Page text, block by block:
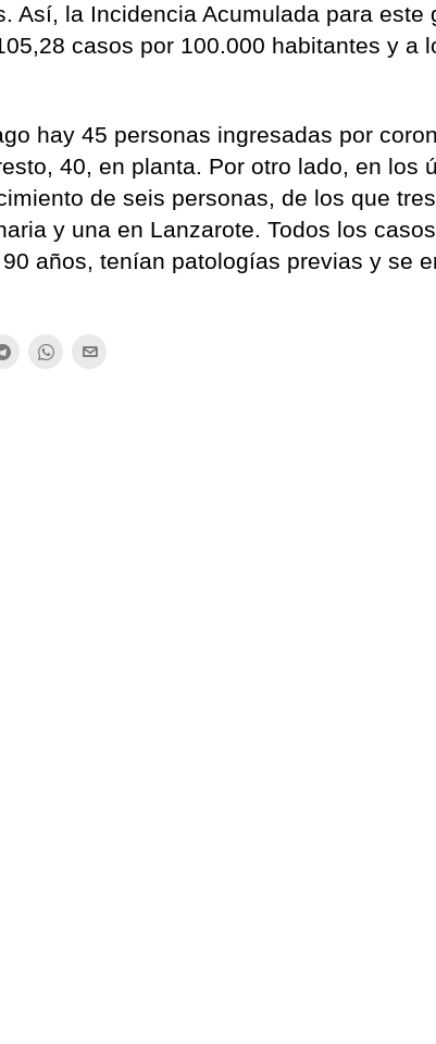
Así, la Incidencia Acumulada para este
casos por 100.000 habitantes y a
hay 45 personas ingresadas por
40, en planta. Por otro lado, en los
de seis personas, de los que
y una en Lanzarote. Todos los
años, tenían patologías previas y se